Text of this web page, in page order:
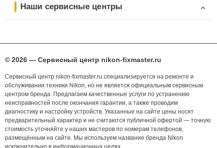
Наши сервисные центры
© 2026 — Сервисный центр nikon-fixmaster.ru
Сервисный центр nikon-fixmaster.ru специализируется на ремонте и
обслуживании техники Nikon, но не является официальным сервисным
центром бренда. Предлагаем качественные услуги по устранению
неисправностей после окончания гарантии, а также проводим
диагностику и настройку устройств. Указанные на сайте цены носят
предварительный характер и не считаются публичной офертой — точную
стоимость уточняйте у наших мастеров по номерам телефонов,
размещённым на сайте. Мы используем название бренда Nikon
исключительно в информационных целях.